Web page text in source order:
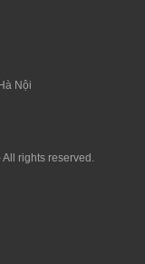
Nội
All rights reserved.